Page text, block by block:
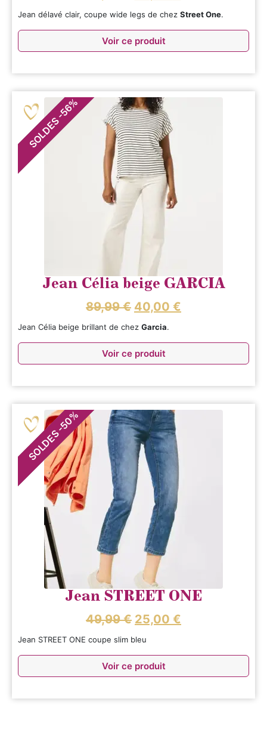
Jean délavé clair, coupe wide legs de chez Street One.
Voir ce produit
SOLDES
-
56
%
Jean Célia beige GARCIA
89,99€ 40,00 €
Jean Célia beige brillant de chez Garcia.
Voir ce produit
SOLDES
-
50
%
Jean STREET ONE
49,99€ 25,00 €
Jean STREET ONE coupe slim bleu
Voir ce produit